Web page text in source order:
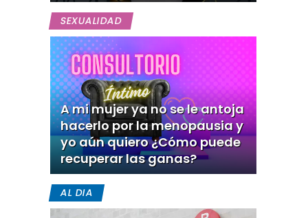
SEXUALIDAD
A mi mujer ya no se le antoja
hacerlo por la menopausia y
yo aún quiero ¿Cómo puede
recuperar las ganas?
AL DIA